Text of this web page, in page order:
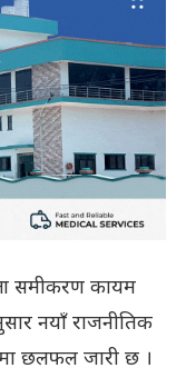
समीकरण कायम
नयाँ राजनीतिक
छलफल जारी छ ।